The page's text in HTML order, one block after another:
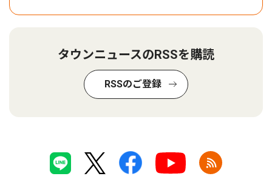
タウンニュースのRSSを購読
RSSのご登録